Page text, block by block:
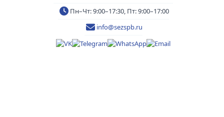
Пн–Чт: 9:00–17:30, Пт: 9:00–17:00
info@sezspb.ru